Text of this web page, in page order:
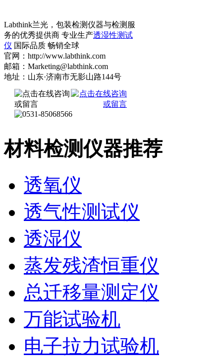
Labthink兰光，包装检测仪器与检测服
务的优秀提供商 专业生产透湿性测试
仪 国际品质 畅销全球
官网：http://www.labthink.com
邮箱：Marketing@labthink.com
地址：山东·济南市无影山路144号
材料检测仪器推荐
透氧仪
透气性测试仪
透湿仪
蒸发残渣恒重仪
总迁移量测定仪
万能试验机
电子拉力试验机